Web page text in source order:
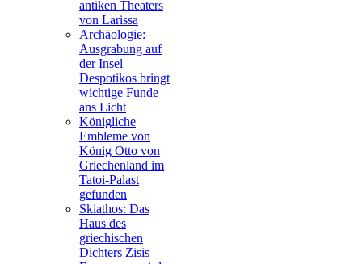
antiken Theaters
von Larissa
Archäologie:
Ausgrabung auf
der Insel
Despotikos bringt
wichtige Funde
ans Licht
Königliche
Embleme von
König Otto von
Griechenland im
Tatoi-Palast
gefunden
Skiathos: Das
Haus des
griechischen
Dichters Zisis